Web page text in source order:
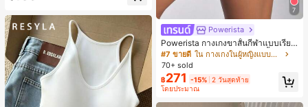
#6 ขายดี
เกือบหมดแล้ว!
7
Powerista
Powerista กางเกงขาสั้นกีฬาแบบเรียบ
ง่าย สไตล์วันทุกวัน กางเกงขาสั้นสบาย
พร้อมเสวตเตอร์
#7 ขายดี
ใน กางเกงในผู้หญิงแบบแอคทีฟ
70+ sold
฿271 -15% 2 วันสุดท้าย
โดยประมาณ